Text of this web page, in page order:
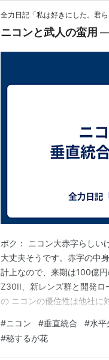
全力日記「私は好きにした。君ら
ニコンと武人の蛮用
ボク： ニコン大赤字らしい
大丈夫そうです。赤字の中
計上なので、来期は100億
Z30II、新レンズ群と開発ロ
の ニコンの優位性は他社に
冠は事実。NOCT、Plena、
先…
#ニコン #垂直統合 #水平
#秘するが花